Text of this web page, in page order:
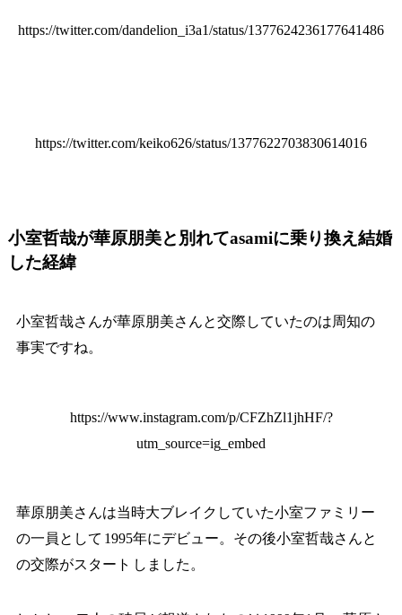
https://twitter.com/dandelion_i3a1/status/1377624236177641486
https://twitter.com/keiko626/status/1377622703830614016
小室哲哉が華原朋美と別れてasamiに乗り換え結婚
した経緯
小室哲哉さんが華原朋美さんと交際していたのは周知の
事実ですね。
https://www.instagram.com/p/CFZhZl1jhHF/?
utm_source=ig_embed
華原朋美さんは当時大ブレイクしていた小室ファミリー
の一員として 1995年にデビュー。その後小室哲哉さんと
の交際がスタート しました。